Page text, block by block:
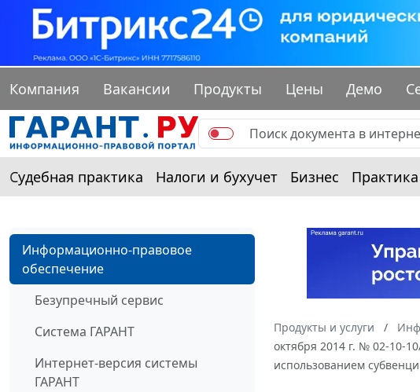
Компания Вакансии Продукты Цены Демо
Судебная практика Налоги и бухучет Бизнес Практика
Информационно-правовое
обеспечение
Безупречный сервис
Система ГАРАНТ
Интернет-версия системы
ГАРАНТ
Продукты и услуги
октября 2014 г. № 02-10-
использованием